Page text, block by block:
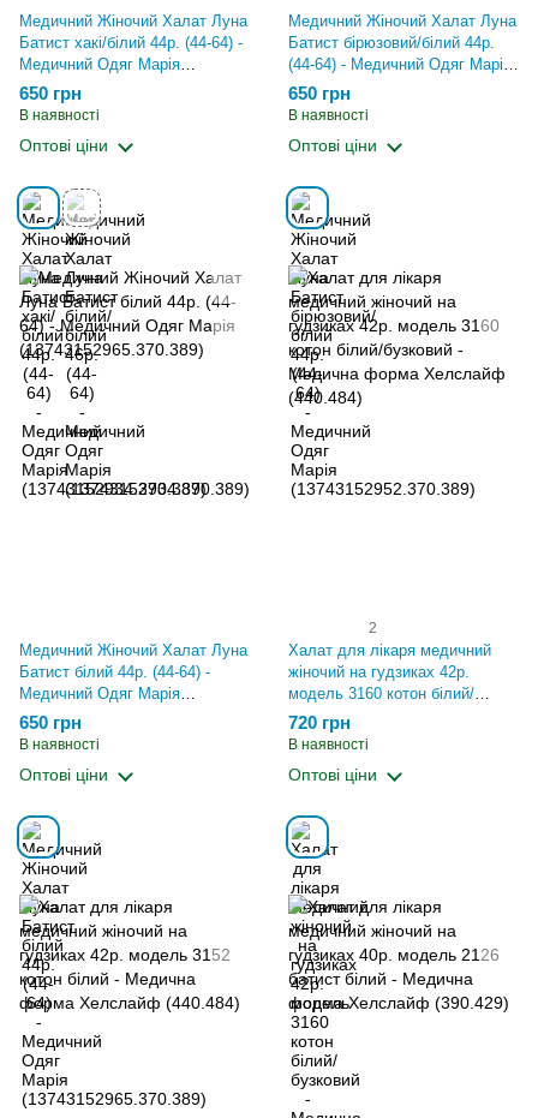
Медичний Жіночий Халат Луна
Батист хакі/білий 44р. (44-64) -
Медичний Одяг Марія
(13743152934.370.389)
650 грн
В наявності
Оптові ціни
Медичний Жіночий Халат Луна
Батист бірюзовий/білий 44р.
(44-64) - Медичний Одяг Марія
(13743152952.370.389)
650 грн
В наявності
Оптові ціни
Медичний Жіночий Халат Луна
Батист білий 44р. (44-64) -
Медичний Одяг Марія
(13743152965.370.389)
650 грн
В наявності
Оптові ціни
2
Халат для лікаря медичний
жіночий на гудзиках 42р.
модель 3160 котон білий/
бузковий - Медична форма
Хелслайф (440.484)
720 грн
В наявності
Оптові ціни